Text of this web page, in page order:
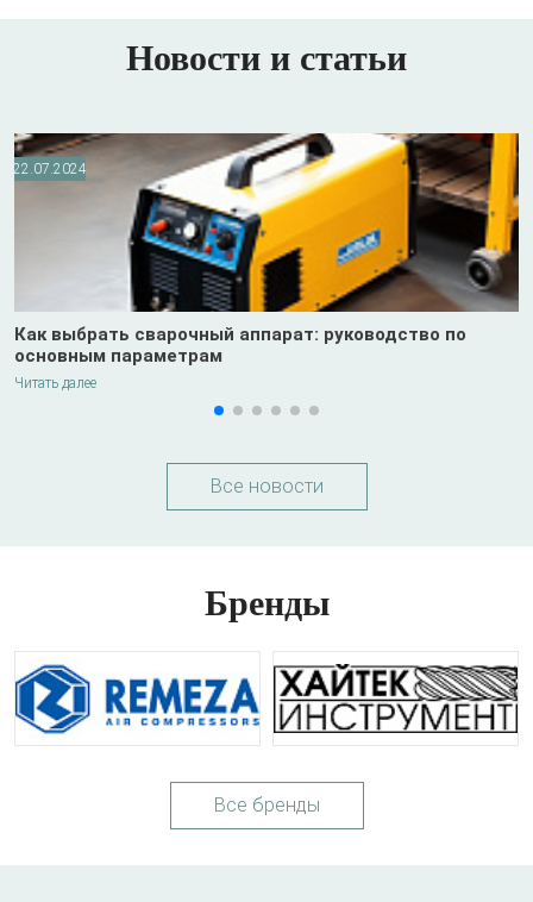
Новости и статьи
22.07.2024
Как выбрать сварочный аппарат: руководство по
основным параметрам
Читать далее
Все новости
Бренды
Все бренды